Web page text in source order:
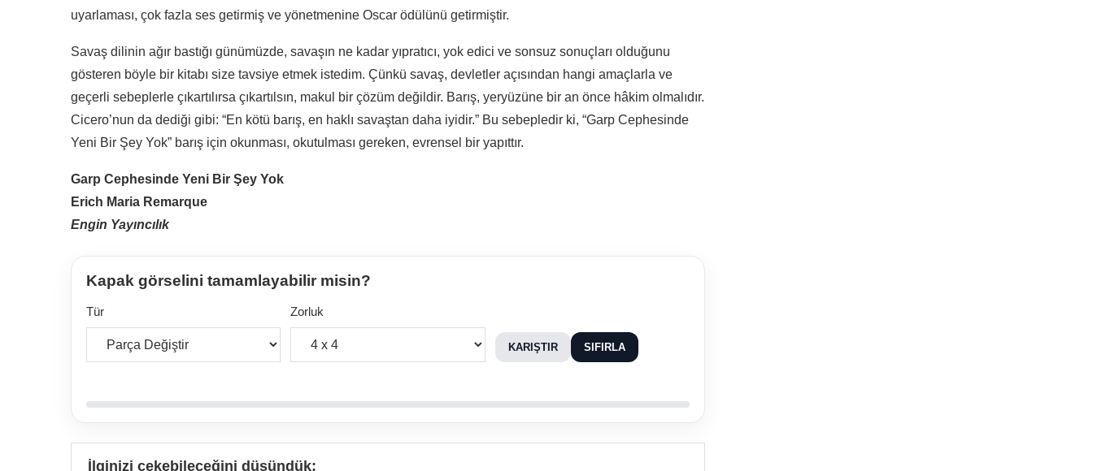
uyarlaması, çok fazla ses getirmiş ve yönetmenine Oscar ödülünü getirmiştir.
Savaş dilinin ağır bastığı günümüzde, savaşın ne kadar yıpratıcı, yok edici ve sonsuz sonuçları olduğunu
gösteren böyle bir kitabı size tavsiye etmek istedim. Çünkü savaş, devletler açısından hangi amaçlarla ve
geçerli sebeplerle çıkartılırsa çıkartılsın, makul bir çözüm değildir. Barış, yeryüzüne bir an önce hâkim olmalıdır.
Cicero’nun da dediği gibi: “En kötü barış, en haklı savaştan daha iyidir.” Bu sebepledir ki, “Garp Cephesinde
Yeni Bir Şey Yok” barış için okunması, okutulması gereken, evrensel bir yapıttır.
Garp Cephesinde Yeni Bir Şey Yok
Erich Maria Remarque
Engin Yayıncılık
Kapak görselini tamamlayabilir misin?
Tür Zorluk
KARIŞTIR SIFIRLA
İlginizi çekebileceğini düşündük: